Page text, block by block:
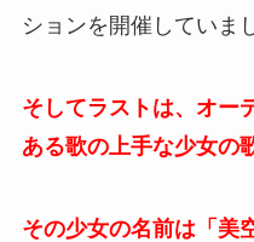
ションを開催していま
そしてラストは、オー
ある歌の上手な少女の
その少女の名前は「美